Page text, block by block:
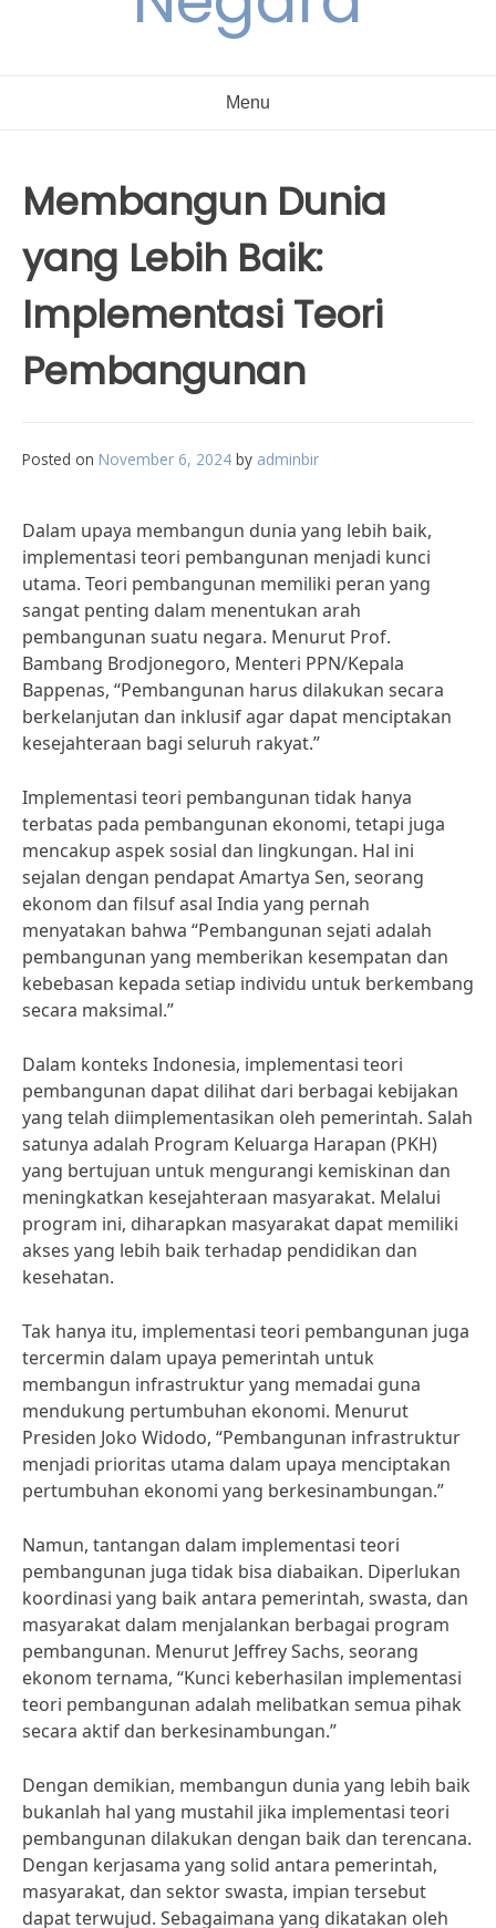
Menu
Membangun Dunia
yang Lebih Baik:
Implementasi Teori
Pembangunan
Posted on November 6, 2024 by adminbir
Dalam upaya membangun dunia yang lebih baik,
implementasi teori pembangunan menjadi kunci
utama. Teori pembangunan memiliki peran yang
sangat penting dalam menentukan arah
pembangunan suatu negara. Menurut Prof.
Bambang Brodjonegoro, Menteri PPN/Kepala
Bappenas, “Pembangunan harus dilakukan secara
berkelanjutan dan inklusif agar dapat menciptakan
kesejahteraan bagi seluruh rakyat.”
Implementasi teori pembangunan tidak hanya
terbatas pada pembangunan ekonomi, tetapi juga
mencakup aspek sosial dan lingkungan. Hal ini
sejalan dengan pendapat Amartya Sen, seorang
ekonom dan filsuf asal India yang pernah
menyatakan bahwa “Pembangunan sejati adalah
pembangunan yang memberikan kesempatan dan
kebebasan kepada setiap individu untuk berkembang
secara maksimal.”
Dalam konteks Indonesia, implementasi teori
pembangunan dapat dilihat dari berbagai kebijakan
yang telah diimplementasikan oleh pemerintah. Salah
satunya adalah Program Keluarga Harapan (PKH)
yang bertujuan untuk mengurangi kemiskinan dan
meningkatkan kesejahteraan masyarakat. Melalui
program ini, diharapkan masyarakat dapat memiliki
akses yang lebih baik terhadap pendidikan dan
kesehatan.
Tak hanya itu, implementasi teori pembangunan juga
tercermin dalam upaya pemerintah untuk
membangun infrastruktur yang memadai guna
mendukung pertumbuhan ekonomi. Menurut
Presiden Joko Widodo, “Pembangunan infrastruktur
menjadi prioritas utama dalam upaya menciptakan
pertumbuhan ekonomi yang berkesinambungan.”
Namun, tantangan dalam implementasi teori
pembangunan juga tidak bisa diabaikan. Diperlukan
koordinasi yang baik antara pemerintah, swasta, dan
masyarakat dalam menjalankan berbagai program
pembangunan. Menurut Jeffrey Sachs, seorang
ekonom ternama, “Kunci keberhasilan implementasi
teori pembangunan adalah melibatkan semua pihak
secara aktif dan berkesinambungan.”
Dengan demikian, membangun dunia yang lebih baik
bukanlah hal yang mustahil jika implementasi teori
pembangunan dilakukan dengan baik dan terencana.
Dengan kerjasama yang solid antara pemerintah,
masyarakat, dan sektor swasta, impian tersebut
dapat terwujud. Sebagaimana yang dikatakan oleh